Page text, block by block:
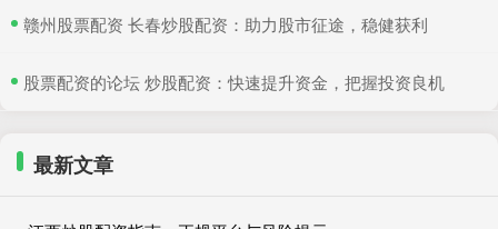
​赣州股票配资 长春炒股配资：助力股市征途，稳健获利
​股票配资的论坛 炒股配资：快速提升资金，把握投资良机
最新文章